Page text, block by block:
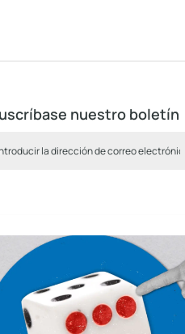
nuestro boletín